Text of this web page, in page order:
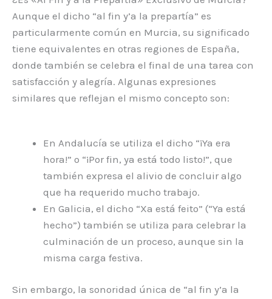
Aunque el dicho “al fin y’a la prepartía” es
particularmente común en Murcia, su significado
tiene equivalentes en otras regiones de España,
donde también se celebra el final de una tarea con
satisfacción y alegría. Algunas expresiones
similares que reflejan el mismo concepto son:
En Andalucía se utiliza el dicho “¡Ya era
hora!” o “¡Por fin, ya está todo listo!”, que
también expresa el alivio de concluir algo
que ha requerido mucho trabajo.
En Galicia, el dicho “Xa está feito” (“Ya está
hecho”) también se utiliza para celebrar la
culminación de un proceso, aunque sin la
misma carga festiva.
Sin embargo, la sonoridad única de “al fin y’a la